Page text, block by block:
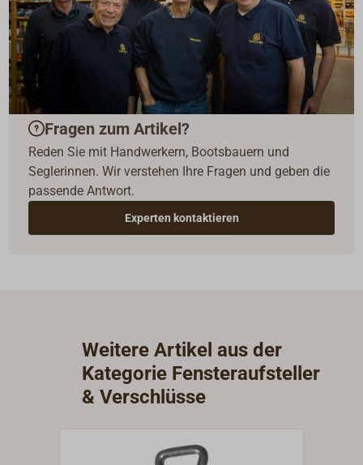
Fragen zum Artikel?
Reden Sie mit Handwerkern, Bootsbauern und
Seglerinnen. Wir verstehen Ihre Fragen und geben die
passende Antwort.
Experten kontaktieren
Weitere Artikel aus der
Kategorie Fensteraufsteller
& Verschlüsse